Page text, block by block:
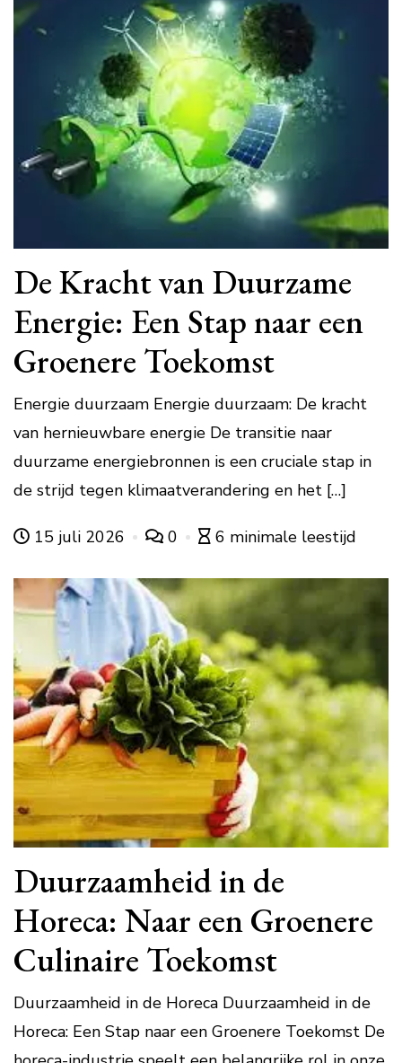
De Kracht van Duurzame
Energie: Een Stap naar een
Groenere Toekomst
Energie duurzaam Energie duurzaam: De kracht
van hernieuwbare energie De transitie naar
duurzame energiebronnen is een cruciale stap in
de strijd tegen klimaatverandering en het […]
15 juli 2026 0 6 minimale leestijd
Duurzaamheid in de
Horeca: Naar een Groenere
Culinaire Toekomst
Duurzaamheid in de Horeca Duurzaamheid in de
Horeca: Een Stap naar een Groenere Toekomst De